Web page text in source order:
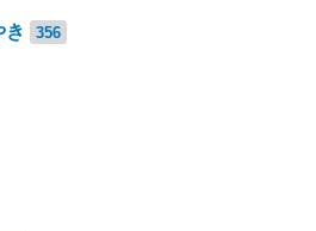
き 356